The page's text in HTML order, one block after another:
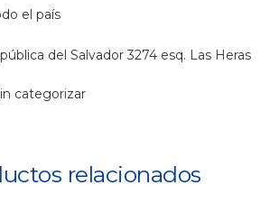
el país
del Salvador 3274 esq. Las Heras
categorizar
relacionados